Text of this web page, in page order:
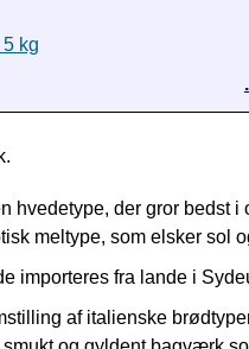
kg
hvedetype, der gror bedst
meltype, som elsker sol
importeres fra lande i
af italienske